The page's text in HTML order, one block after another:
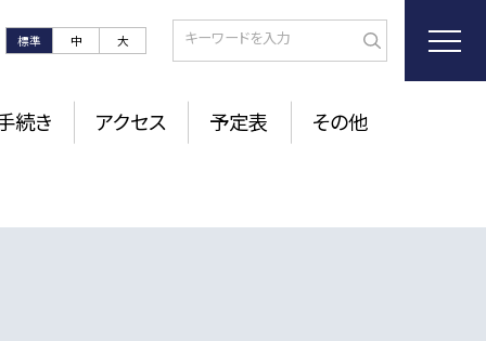
標準 中 大
続き アクセス 予定表 その他